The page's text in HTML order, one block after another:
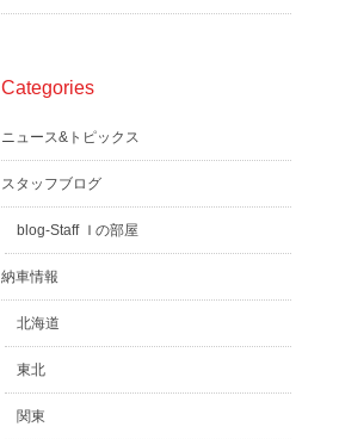
Categories
ニュース&トピックス
スタッフブログ
blog-Staff Ｉの部屋
納車情報
北海道
東北
関東